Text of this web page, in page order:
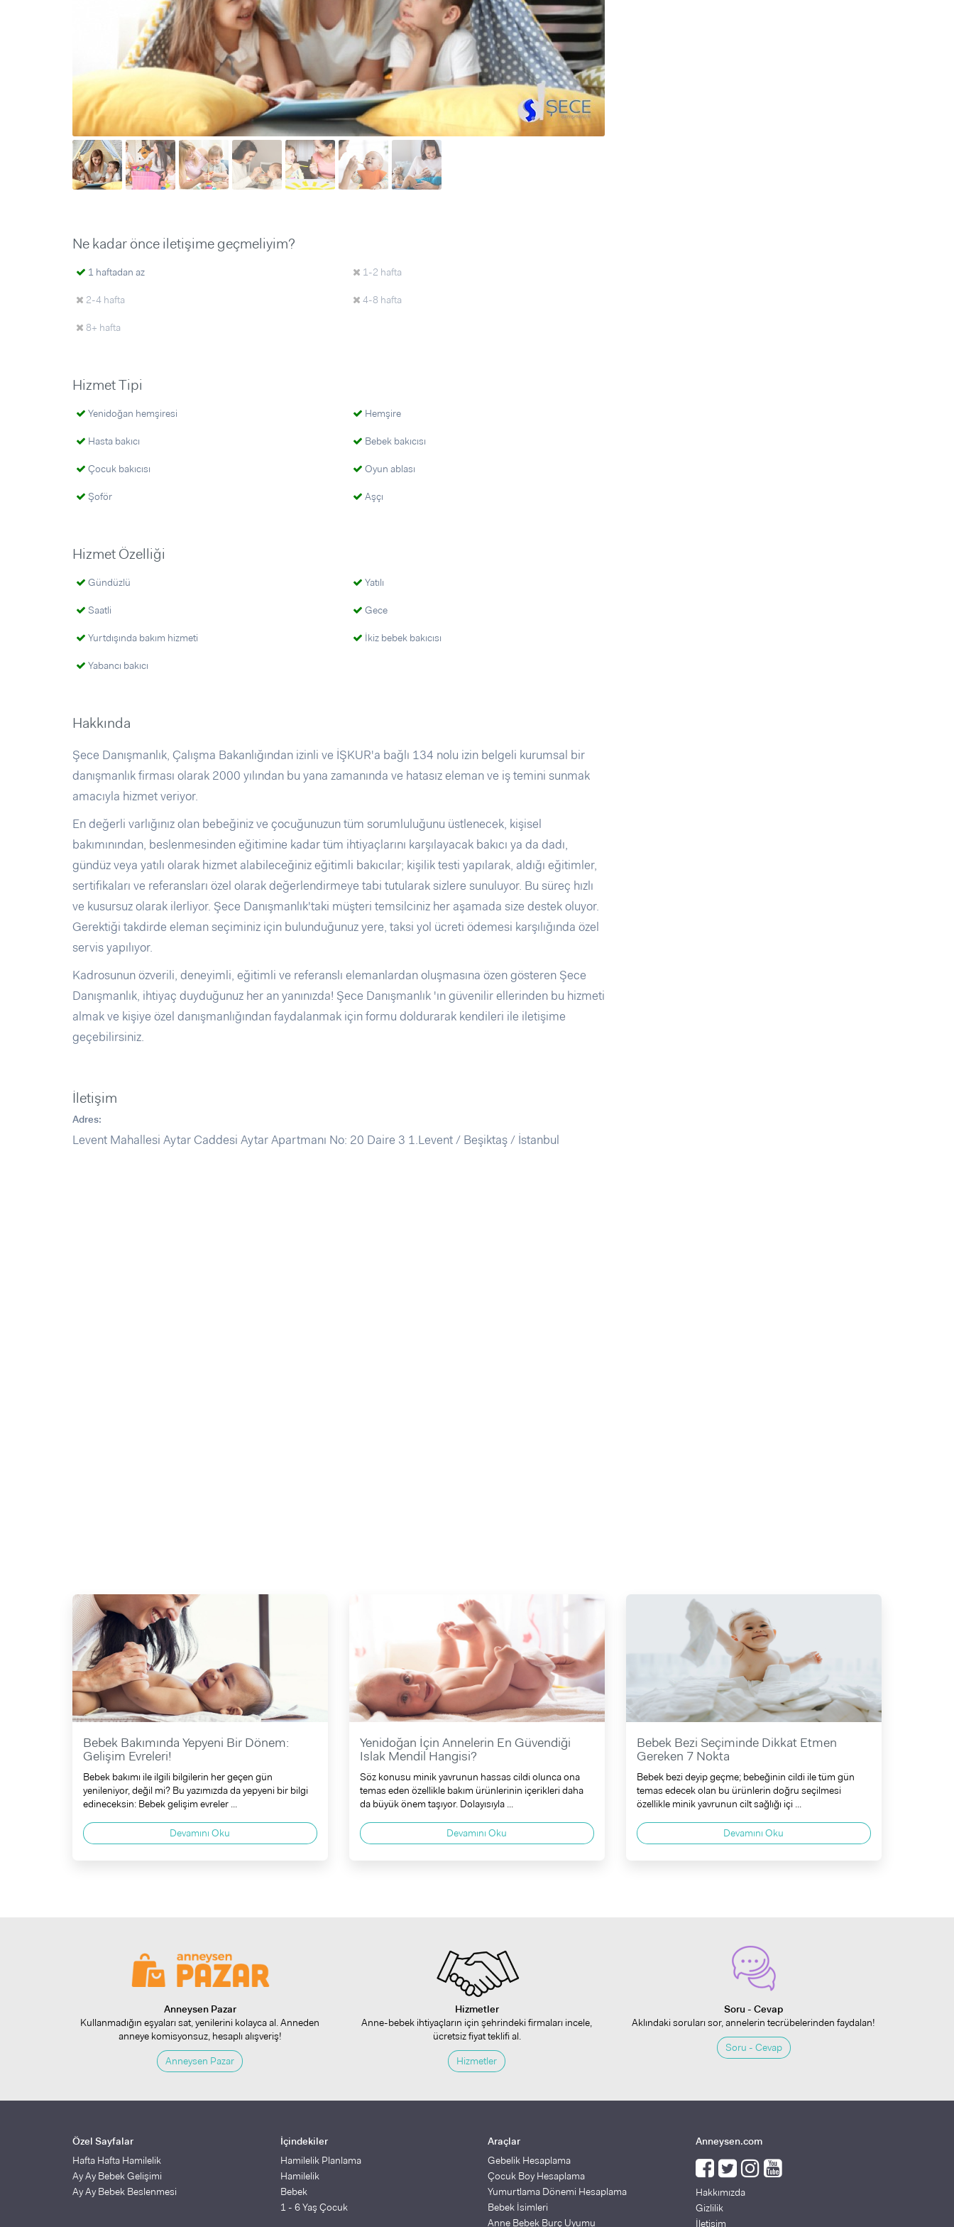
Makaleler
Videolar
Makaleler
Videolar
Eğlence
Ürünler
Sorular ve Yanıtlar
Makaleler
Videolar
Ne kadar önce iletişime geçmeliyim?
1 haftadan az 1-2 hafta
2-4 hafta 4-8 hafta
8+ hafta
Hizmet Tipi
Yenidoğan hemşiresi Hemşire
Hasta bakıcı Bebek bakıcısı
Çocuk bakıcısı Oyun ablası
Şoför Aşçı
Hizmet Özelliği
Gündüzlü Yatılı
Saatli Gece
Yurtdışında bakım hizmeti İkiz bebek bakıcısı
Yabancı bakıcı
Hakkında
Şece Danışmanlık, Çalışma Bakanlığından izinli ve İŞKUR'a bağlı 134 nolu izin belgeli kurumsal bir
danışmanlık firması olarak 2000 yılından bu yana zamanında ve hatasız eleman ve iş temini sunmak
amacıyla hizmet veriyor.
En değerli varlığınız olan bebeğiniz ve çocuğunuzun tüm sorumluluğunu üstlenecek, kişisel
bakımınından, beslenmesinden eğitimine kadar tüm ihtiyaçlarını karşılayacak bakıcı ya da dadı,
gündüz veya yatılı olarak hizmet alabileceğiniz eğitimli bakıcılar; kişilik testi yapılarak, aldığı eğitimler,
sertifikaları ve referansları özel olarak değerlendirmeye tabi tutularak sizlere sunuluyor. Bu süreç hızlı
ve kusursuz olarak ilerliyor. Şece Danışmanlık'taki müşteri temsilciniz her aşamada size destek oluyor.
Gerektiği takdirde eleman seçiminiz için bulunduğunuz yere, taksi yol ücreti ödemesi karşılığında özel
servis yapılıyor.
Kadrosunun özverili, deneyimli, eğitimli ve referanslı elemanlardan oluşmasına özen gösteren Şece
Danışmanlık, ihtiyaç duyduğunuz her an yanınızda! Şece Danışmanlık 'ın güvenilir ellerinden bu hizmeti
almak ve kişiye özel danışmanlığından faydalanmak için formu doldurarak kendileri ile iletişime
geçebilirsiniz.
İletişim
Adres:
Levent Mahallesi Aytar Caddesi Aytar Apartmanı No: 20 Daire 3 1.Levent / Beşiktaş / İstanbul
Bebek Bakımında Yepyeni Bir Dönem:
Gelişim Evreleri!
Bebek bakımı ile ilgili bilgilerin her geçen gün
yenileniyor, değil mi? Bu yazımızda da yepyeni bir bilgi
edineceksin: Bebek gelişim evreler ...
Devamını Oku
Yenidoğan İçin Annelerin En Güvendiği
Islak Mendil Hangisi?
Söz konusu minik yavrunun hassas cildi olunca ona
temas eden özellikle bakım ürünlerinin içerikleri daha
da büyük önem taşıyor. Dolayısıyla ...
Devamını Oku
Bebek Bezi Seçiminde Dikkat Etmen
Gereken 7 Nokta
Bebek bezi deyip geçme; bebeğinin cildi ile tüm gün
temas edecek olan bu ürünlerin doğru seçilmesi
özellikle minik yavrunun cilt sağlığı içi ...
Devamını Oku
Anneysen Pazar
Kullanmadığın eşyaları sat, yenilerini kolayca al. Anneden
anneye komisyonsuz, hesaplı alışveriş!
Anneysen Pazar
Hizmetler
Anne-bebek ihtiyaçların için şehrindeki firmaları incele,
ücretsiz fiyat teklifi al.
Hizmetler
Soru - Cevap
Aklındaki soruları sor, annelerin tecrübelerinden faydalan!
Soru - Cevap
Özel Sayfalar
Hafta Hafta Hamilelik
Ay Ay Bebek Gelişimi
Ay Ay Bebek Beslenmesi
İçindekiler
Hamilelik Planlama
Hamilelik
Bebek
1 - 6 Yaş Çocuk
Araçlar
Gebelik Hesaplama
Çocuk Boy Hesaplama
Yumurtlama Dönemi Hesaplama
Bebek İsimleri
Anne Bebek Burç Uyumu
Anneysen.com
Hakkımızda
Gizlilik
İletişim